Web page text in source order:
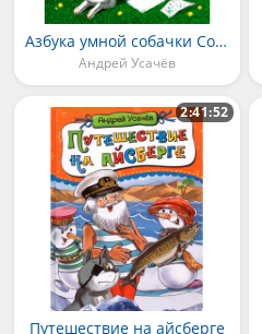
Азбука умной собачки Сони
Андрей Усачёв
Путешествие на айсберге
2:41:52